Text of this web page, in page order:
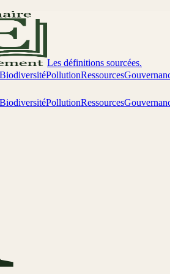
Les définitions sourcées.
BiodiversitéPollutionRessources
BiodiversitéPollutionRessources